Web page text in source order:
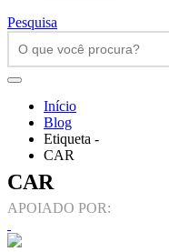
Pesquisa
Início
Blog
Etiqueta -
CAR
CAR
APOIADO POR: